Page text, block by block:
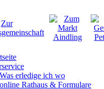
Was erledige ich wo
online Rathaus & Formulare